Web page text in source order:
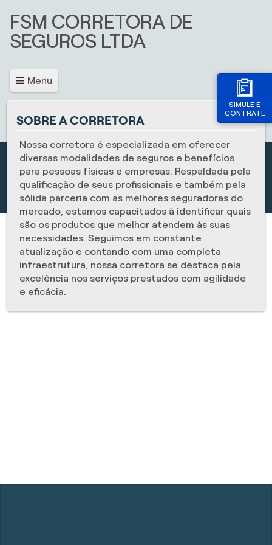
SIMULE E
CONTRATE
FSM CORRETORA DE
SEGUROS LTDA
Menu
SOBRE A CORRETORA
Nossa corretora é especializada em oferecer
diversas modalidades de seguros e benefícios
para pessoas físicas e empresas. Respaldada pela
qualificação de seus profissionais e também pela
sólida parceria com as melhores seguradoras do
mercado, estamos capacitados à identificar quais
são os produtos que melhor atendem às suas
necessidades. Seguimos em constante
atualização e contando com uma completa
infraestrutura, nossa corretora se destaca pela
excelência nos serviços prestados com agilidade
e eficácia.